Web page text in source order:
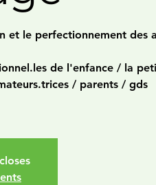
et le perfectionnement des
de l'enfance / la
/ parents / gds